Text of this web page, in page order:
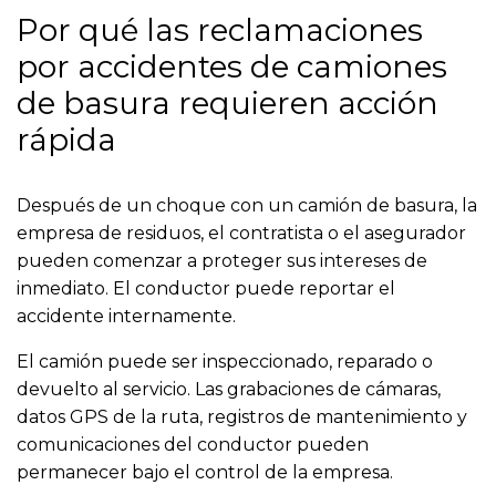
Por qué las reclamaciones
por accidentes de camiones
de basura requieren acción
rápida
Después de un choque con un camión de basura, la
empresa de residuos, el contratista o el asegurador
pueden comenzar a proteger sus intereses de
inmediato. El conductor puede reportar el
accidente internamente.
El camión puede ser inspeccionado, reparado o
devuelto al servicio. Las grabaciones de cámaras,
datos GPS de la ruta, registros de mantenimiento y
comunicaciones del conductor pueden
permanecer bajo el control de la empresa.